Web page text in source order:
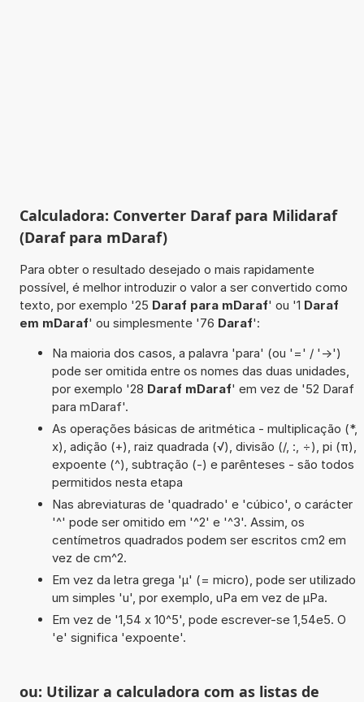
Calculadora: Converter Daraf para Milidaraf
(Daraf para mDaraf)
Para obter o resultado desejado o mais rapidamente
possível, é melhor introduzir o valor a ser convertido como
texto, por exemplo '25 Daraf para mDaraf' ou '1 Daraf
em mDaraf' ou simplesmente '76 Daraf':
Na maioria dos casos, a palavra 'para' (ou '=' / '->')
pode ser omitida entre os nomes das duas unidades,
por exemplo '28 Daraf mDaraf' em vez de '52 Daraf
para mDaraf'.
As operações básicas de aritmética - multiplicação (*,
x), adição (+), raiz quadrada (√), divisão (/, :, ÷), pi (π),
expoente (^), subtração (-) e parênteses - são todos
permitidos nesta etapa
Nas abreviaturas de 'quadrado' e 'cúbico', o carácter
'^' pode ser omitido em '^2' e '^3'. Assim, os
centímetros quadrados podem ser escritos cm2 em
vez de cm^2.
Em vez da letra grega 'µ' (= micro), pode ser utilizado
um simples 'u', por exemplo, uPa em vez de µPa.
Em vez de '1,54 x 10^5', pode escrever-se 1,54e5. O
'e' significa 'expoente'.
ou: Utilizar a calculadora com as listas de